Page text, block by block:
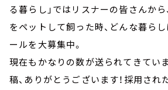
る暮らし」ではリスナーの皆さんか
をペットして飼った時、どんな暮ら
ールを大募集中。
現在もかなりの数が送られてきてい
稿、ありがとうございます！採用され